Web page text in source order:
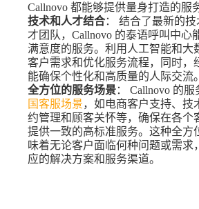
Callnovo 都能够提供量身打造的服
技术和人才结合： 结合了最新的
才团队，Callnovo 的泰语呼叫中心
满意度的服务。利用人工智能和大
客户需求和优化服务流程，同时，
能确保个性化和高质量的人际交流。
全方位的服务场景： Callnovo 的
国客服场景，如电商客户支持、技
约管理和顾客关怀等，确保在各个
提供一致的高标准服务。这种全方
味着无论客户面临何种问题或需求
应的解决方案和服务渠道。